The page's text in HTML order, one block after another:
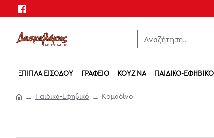
ΈΠΙΠΛΑ ΕΙΣΌΔΟΥ ΓΡΑΦΕΊΟ ΚΟΥΖΊΝΑ ΠΑΙΔΙΚΌ-ΕΦΗΒΙΚΌ
Παιδικό-Εφηβικό Κομοδίνο